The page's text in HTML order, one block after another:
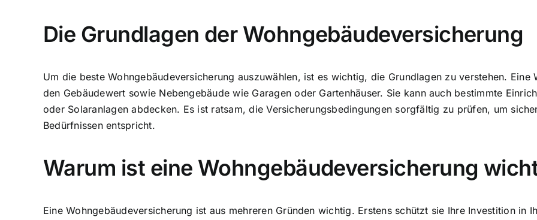
Die Grundlagen der Wohngebäudeversicherung
Um die beste Wohngebäudeversicherung auszuwählen, ist es wichtig, die Grundlagen zu verstehen.
den Gebäudewert sowie Nebengebäude wie Garagen oder Gartenhäuser. Sie kann auch bestimmte
oder Solaranlagen abdecken. Es ist ratsam, die Versicherungsbedingungen sorgfältig zu prüfen, um
Bedürfnissen entspricht.
Warum ist eine Wohngebäudeversicherung
Eine Wohngebäudeversicherung ist aus mehreren Gründen wichtig. Erstens schützt sie Ihre Investition in